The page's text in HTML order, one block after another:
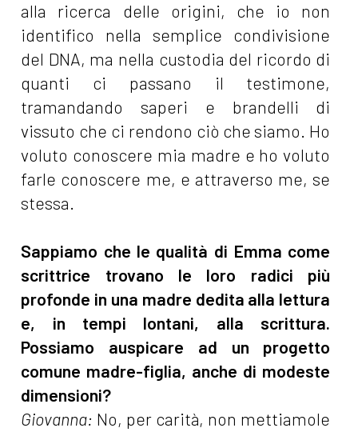
alla ricerca delle origini, che io non
identifico nella semplice condivisione
del DNA, ma nella custodia del ricordo di
quanti ci passano il testimone,
tramandando saperi e brandelli di
vissuto che ci rendono ciò che siamo. Ho
voluto conoscere mia madre e ho voluto
farle conoscere me, e attraverso me, se
stessa.
Sappiamo che le qualità di Emma come
scrittrice trovano le loro radici più
profonde in una madre dedita alla lettura
e, in tempi lontani, alla scrittura.
Possiamo auspicare ad un progetto
comune madre-figlia, anche di modeste
dimensioni?
Giovanna: No, per carità, non mettiamole